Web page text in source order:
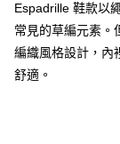
Espadrille 鞋款以
常見的草編元素
編織風格設計，內
舒適。